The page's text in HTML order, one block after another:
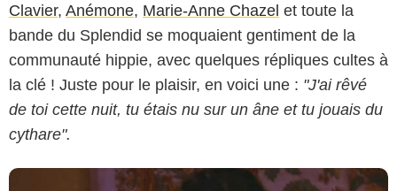
Clavier, Anémone, Marie-Anne Chazel et toute la
bande du Splendid se moquaient gentiment de la
communauté hippie, avec quelques répliques cultes à
la clé ! Juste pour le plaisir, en voici une : "J'ai rêvé
de toi cette nuit, tu étais nu sur un âne et tu jouais du
cythare".